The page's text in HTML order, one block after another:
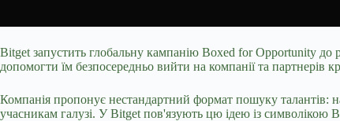
Bitget запустить глобальну кампанію Boxed for Opportunity до
допомогти їм безпосередньо вийти на компанії та партнерів
Компанія пропонує нестандартний формат пошуку талантів:
учасникам галузі. У Bitget пов'язують цю ідею із символікою